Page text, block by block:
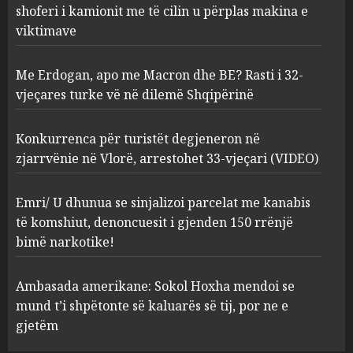
2
AUGUST 7, 2026
3
Konkurrenca për turistët
degjeneron në zjarrvënie në
Vlorë, arrestohet 33-vjeçari
(VIDEO)
AUGUST 7, 2026
Emri/ U dhunua se sinjalizoi
parcelat me kanabis të
komshiut, denoncuesit i
gjenden 150 rrënjë bimë
AUGUST 7, 2026
shoferi i kamionit me të cilin u përplas makina e
viktimave
Me Erdogan, apo me Macron dhe BE? Rasti i 32-
vjeçares turke vë në dilemë Shqipërinë
Konkurrenca për turistët degjeneron në
zjarrvënie në Vlorë, arrestohet 33-vjeçari (VIDEO)
Emri/ U dhunua se sinjalizoi parcelat me kanabis
të komshiut, denoncuesit i gjenden 150 rrënjë
bimë narkotike!
Ambasada amerikane: Sokol Hoxha mendoi se
mund t’i shpëtonte së kaluarës së tij, por ne e
gjetëm